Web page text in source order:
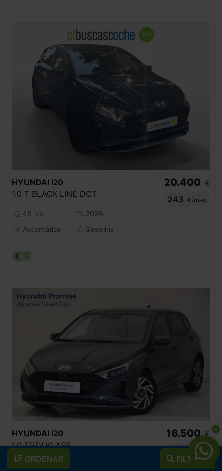
ORDENAR FILTROS
HYUNDAI I20
1.0 T BLACK LINE DCT
45 km
2026
Automático
Gasolina
20.400 €
243
€/mes
C
HYUNDAI I20
1.0 TGDI KLASS
16.500 €
196
€/mes